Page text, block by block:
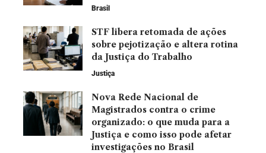
Brasil
STF libera retomada de ações
sobre pejotização e altera rotina
da Justiça do Trabalho
Justiça
Nova Rede Nacional de
Magistrados contra o crime
organizado: o que muda para a
Justiça e como isso pode afetar
investigações no Brasil